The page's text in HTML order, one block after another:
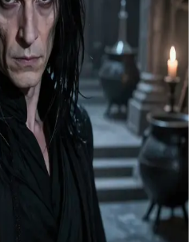
der toverdranken
toverdranken aan een magische